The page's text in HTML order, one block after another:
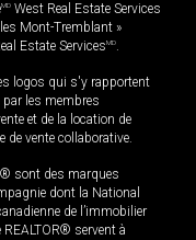
MD West Real Estate Services
Mont-Tremblant »
Estate ServicesMD.
logos qui s'y rapportent
les membres
et de la location de
vente collaborative.
sont des marques
dont la National
de l’immobilier
servent à